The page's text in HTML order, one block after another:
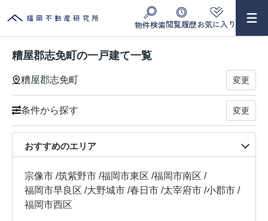
物件検索閲覧履歴お気に入り
糟屋郡志免町の一戸建て一覧
糟屋郡志免町 変更
条件から探す 変更
おすすめのエリア
宗像市 /筑紫野市 /福岡市東区 /福岡市南区 /
福岡市早良区 /大野城市 /春日市 /太宰府市 /小郡市 /
福岡市西区